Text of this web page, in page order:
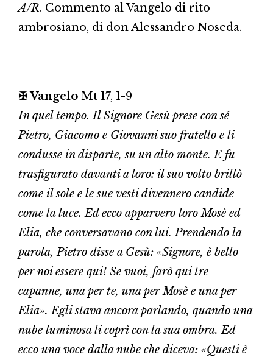
A/R. Commento al Vangelo di rito
ambrosiano, di don Alessandro Noseda.
✠ Vangelo Mt 17, 1-9
In quel tempo. Il Signore Gesù prese con sé
Pietro, Giacomo e Giovanni suo fratello e li
condusse in disparte, su un alto monte. E fu
trasfigurato davanti a loro: il suo volto brillò
come il sole e le sue vesti divennero candide
come la luce. Ed ecco apparvero loro Mosè ed
Elia, che conversavano con lui. Prendendo la
parola, Pietro disse a Gesù: «Signore, è bello
per noi essere qui! Se vuoi, farò qui tre
capanne, una per te, una per Mosè e una per
Elia». Egli stava ancora parlando, quando una
nube luminosa li coprì con la sua ombra. Ed
ecco una voce dalla nube che diceva: «Questi è